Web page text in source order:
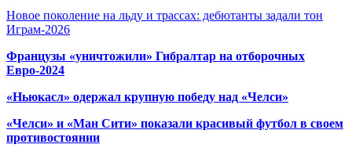
Новое поколение на льду и трассах: дебютанты задали тон
Играм-2026
Французы «уничтожили» Гибралтар на отборочных
Евро-2024
«Ньюкасл» одержал крупную победу над «Челси»
«Челси» и «Ман Сити» показали красивый футбол в своем
противостоянии